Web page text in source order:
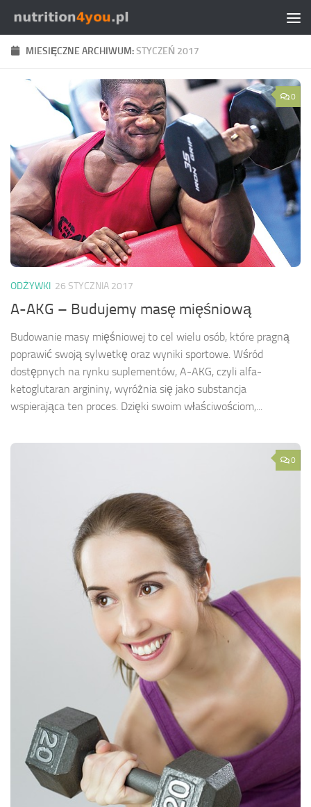
Przejdź do treści
MIESIĘCZNE ARCHIWUM:STYCZEŃ 2017
0
ODŻYWKI 26 STYCZNIA 2017
A-AKG – Budujemy masę mięśniową
Budowanie masy mięśniowej to cel wielu osób, które pragną
poprawić swoją sylwetkę oraz wyniki sportowe. Wśród
dostępnych na rynku suplementów, A-AKG, czyli alfa-
ketoglutaran argininy, wyróżnia się jako substancja
wspierająca ten proces. Dzięki swoim właściwościom,...
0